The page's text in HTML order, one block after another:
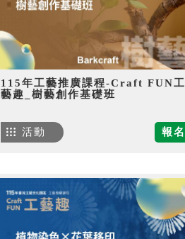
115年工藝推廣課程-Craft FUN工
藝趣_樹藝創作基礎班
報名
活動